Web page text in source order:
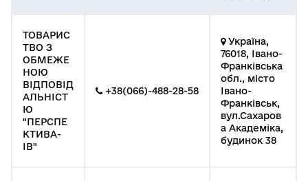
ТОВАРИС
ТВО З
ОБМЕЖЕ
НОЮ
ВІДПОВІД
АЛЬНІСТ
Ю
"ПЕРСПЕ
КТИВА-
ІВ"
+38(066)-488-28-58
Україна,
76018, Івано-
Франківська
обл., місто
Івано-
Франківськ,
вул.Сахаров
а Академіка,
будинок 38